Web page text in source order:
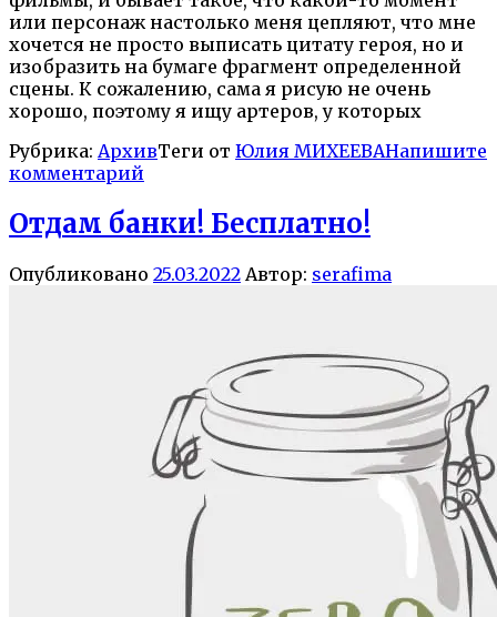
или персонаж настолько меня цепляют, что мне
хочется не просто выписать цитату героя, но и
изобразить на бумаге фрагмент определенной
сцены. К сожалению, сама я рисую не очень
хорошо, поэтому я ищу артеров, у которых
Рубрика: АрхивТеги от Юлия МИХЕЕВАНапишите
комментарий
Отдам банки! Бесплатно!
Опубликовано 25.03.2022 Автор: serafima